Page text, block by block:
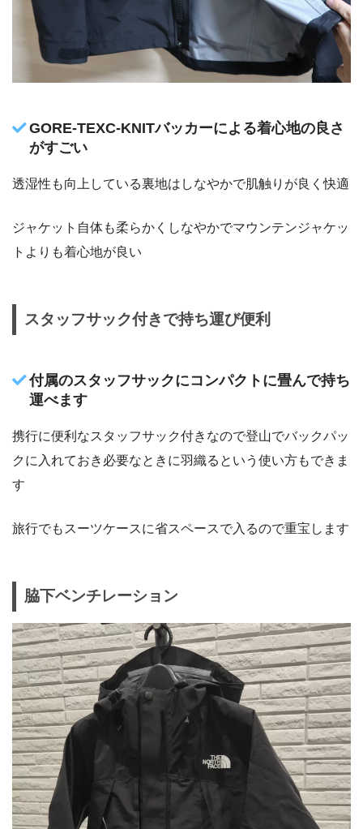
GORE-TEXC-KNITバッカーによる着心地の良さ
がすごい
透湿性も向上している裏地はしなやかで肌触りが良く快適
ジャケット自体も柔らかくしなやかでマウンテンジャケッ
トよりも着心地が良い
スタッフサック付きで持ち運び便利
付属のスタッフサックにコンパクトに畳んで持ち
運べます
携行に便利なスタッフサック付きなので登山でバックパッ
クに入れておき必要なときに羽織るという使い方もできま
す
旅行でもスーツケースに省スペースで入るので重宝します
脇下ベンチレーション